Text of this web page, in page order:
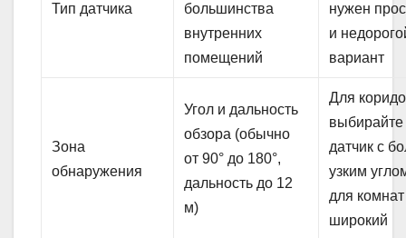
Тип датчика
большинства
внутренних
помещений
нужен
и
вариант
Зона
обнаружения
Угол и дальность
обзора (обычно
от 90° до 180°,
дальность до 12
м)
Для
выбирайте
датчик с
узким
для
широкий